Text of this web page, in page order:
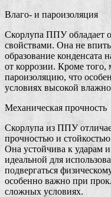
Влаго- и пароизоляция
Скорлупа ППУ обладает
свойствами. Она не
образование конденсата
от коррозии. Кроме того,
пароизоляцию, что
условиях высокой
Механическая прочность
Скорлупа из ППУ
прочностью и
Она устойчива к ударам
идеальной для
подвергаться
особенно важно при
сложных условиях.